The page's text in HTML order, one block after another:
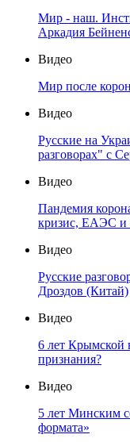
Мир - наш.
Аркадия
Видео
Мир после
Видео
Русские на
разговорах" с
Видео
Пандемия
кризис, ЕАЭС и
Видео
Русские
Дроздов (Китай)
Видео
6 лет Крымской
признания?
Видео
5 лет Минским
формата»